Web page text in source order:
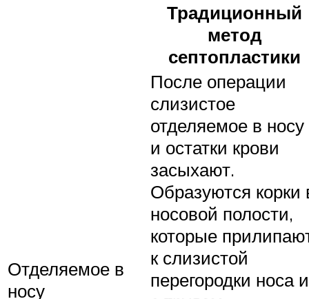
Традиционный
метод
септопластики
Отделяемое в
носу
После операции
слизистое
отделяемое в носу
и остатки крови
засыхают.
Образуются корки
носовой полости,
которые
к слизистой
перегородки носа и